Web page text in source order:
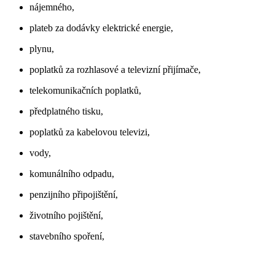
nájemného,
plateb za dodávky elektrické energie,
plynu,
poplatků za rozhlasové a televizní přijímače,
telekomunikačních poplatků,
předplatného tisku,
poplatků za kabelovou televizi,
vody,
komunálního odpadu,
penzijního připojištění,
životního pojištění,
stavebního spoření,